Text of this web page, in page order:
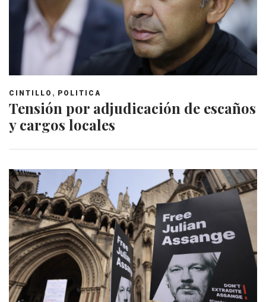
CINTILLO , POLITICA
Tensión por adjudicación de escaños
y cargos locales